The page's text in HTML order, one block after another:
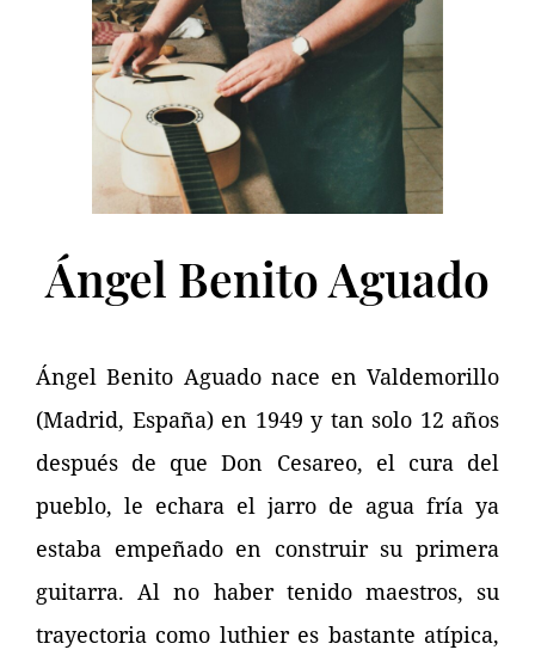
Ángel Benito Aguado
Ángel Benito Aguado nace en Valdemorillo
(Madrid, España) en 1949 y tan solo 12 años
después de que Don Cesareo, el cura del
pueblo, le echara el jarro de agua fría ya
estaba empeñado en construir su primera
guitarra. Al no haber tenido maestros, su
trayectoria como luthier es bastante atípica,